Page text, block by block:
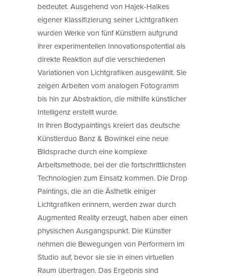
bedeutet. Ausgehend von Hajek-Halkes
eigener Klassifizierung seiner Lichtgrafiken
wurden Werke von fünf Künstlern aufgrund
ihrer experimentellen Innovationspotential als
direkte Reaktion auf die verschiedenen
Variationen von Lichtgrafiken ausgewählt. Sie
zeigen Arbeiten vom analogen Fotogramm
bis hin zur Abstraktion, die mithilfe künstlicher
Intelligenz erstellt wurde.
In ihren Bodypaintings kreiert das deutsche
Künstlerduo Banz & Bowinkel eine neue
Bildsprache durch eine komplexe
Arbeitsmethode, bei der die fortschrittlichsten
Technologien zum Einsatz kommen. Die Drop
Paintings, die an die Ästhetik einiger
Lichtgrafiken erinnern, werden zwar durch
Augmented Reality erzeugt, haben aber einen
physischen Ausgangspunkt. Die Künstler
nehmen die Bewegungen von Performern im
Studio auf, bevor sie sie in einen virtuellen
Raum übertragen. Das Ergebnis sind